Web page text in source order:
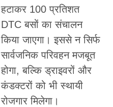
हटाकर 100 प्रतिशत
DTC बसों का संचालन
किया जाएगा। इससे न सिर्फ
सार्वजनिक परिवहन मजबूत
होगा, बल्कि ड्राइवरों और
कंडक्टरों को भी स्थायी
रोजगार मिलेगा।